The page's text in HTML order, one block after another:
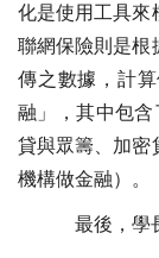
化是使用工具來
聯網保險則是根
傳之數據，計
融」，其中包
貸與眾籌、加密
機構做金融）。
最後，學